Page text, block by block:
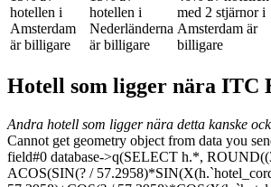
hotellen i
Amsterdam
är billigare
hotellen i
Nederländerna
är billigare
med 2 stjärnor i
Amsterdam är
billigare
Hotell som ligger nära ITC
Andra hotell som ligger nära detta kanske
Cannot get geometry object from data you
field#0 database->q(SELECT h.*,
ACOS(SIN(? /